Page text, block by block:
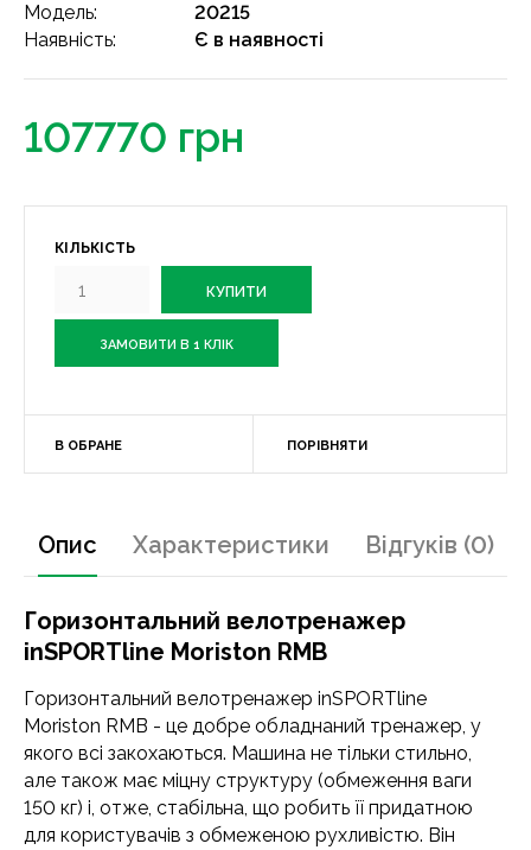
Модель:
20215
Наявність:
Є в наявності
107770 грн
КІЛЬКІСТЬ
ЗАМОВИТИ В 1 КЛІК
В ОБРАНЕ ПОРІВНЯТИ
Опис Характеристики Відгуків (0)
Горизонтальний велотренажер
inSPORTline Moriston RMB
Горизонтальний велотренажер inSPORTline
Moriston RMB - це добре обладнаний тренажер, у
якого всі закохаються. Машина не тільки стильно,
але також має міцну структуру (обмеження ваги
150 кг) і, отже, стабільна, що робить її придатною
для користувачів з обмеженою рухливістю. Він